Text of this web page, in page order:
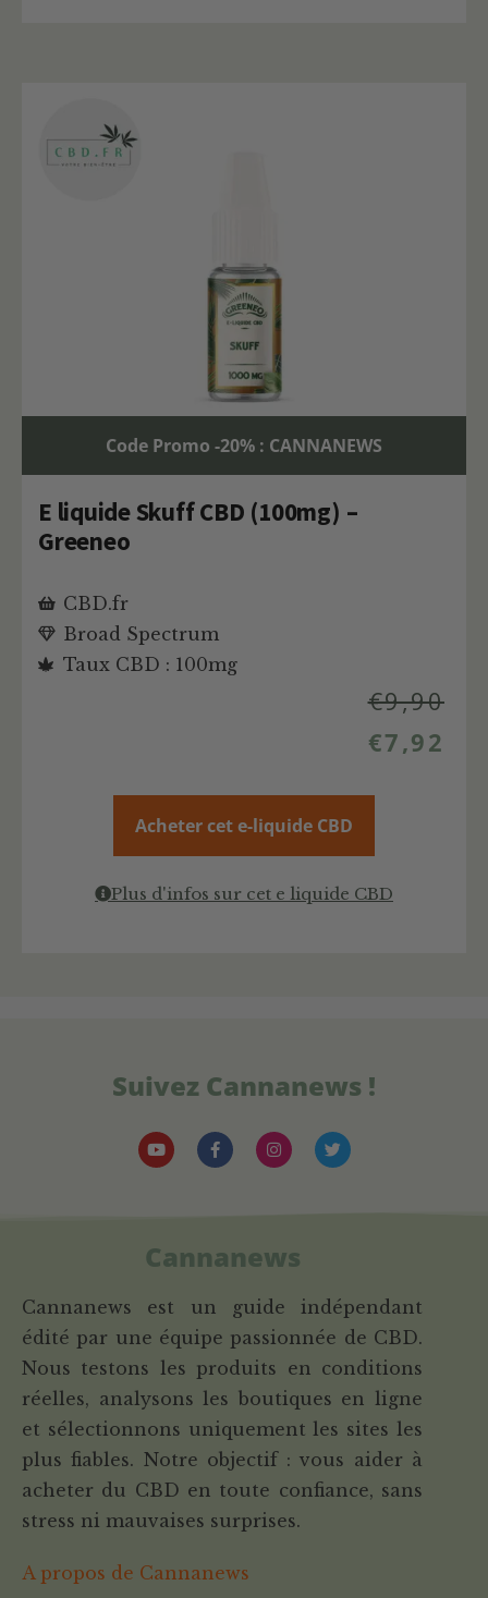
Code Promo -20% : CANNANEWS
E liquide Skuff CBD (100mg) –
Greeneo
CBD.fr
Broad Spectrum
Taux CBD : 100mg
€9,90
€7,92
Acheter cet e-liquide CBD
Plus d'infos sur cet e liquide CBD
Suivez Cannanews !
Cannanews
Cannanews est un guide indépendant
édité par une équipe passionnée de CBD.
Nous testons les produits en conditions
réelles, analysons les boutiques en ligne
et sélectionnons uniquement les sites les
plus fiables. Notre objectif : vous aider à
acheter du CBD en toute confiance, sans
stress ni mauvaises surprises.
A propos de Cannanews